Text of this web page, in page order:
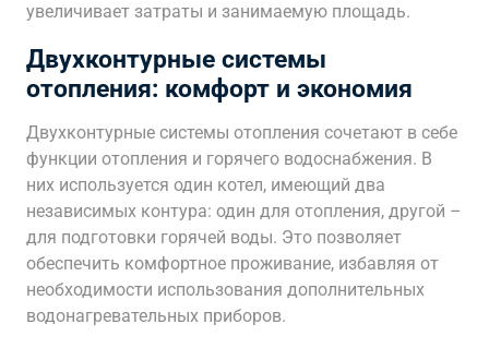
увеличивает затраты и занимаемую площадь.
Двухконтурные системы
отопления: комфорт и экономия
Двухконтурные системы отопления сочетают в себе
функции отопления и горячего водоснабжения. В
них используется один котел, имеющий два
независимых контура: один для отопления, другой –
для подготовки горячей воды. Это позволяет
обеспечить комфортное проживание, избавляя от
необходимости использования дополнительных
водонагревательных приборов.